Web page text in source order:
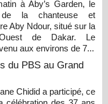
à Aby’s Garden, le
de la chanteuse et
Aby Ndour, situé sur la
de Dakar. Le
aux environs de 7...
du PBS au Grand
Chidid a participé, ce